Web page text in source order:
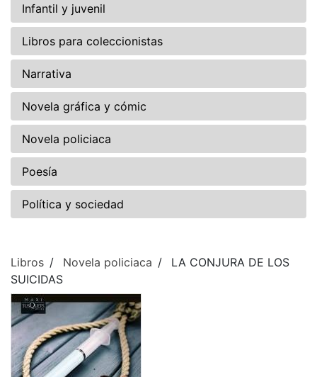
Infantil y juvenil
Libros para coleccionistas
Narrativa
Novela gráfica y cómic
Novela policiaca
Poesía
Política y sociedad
Libros Novela policiaca
LA CONJURA DE LOS
SUICIDAS